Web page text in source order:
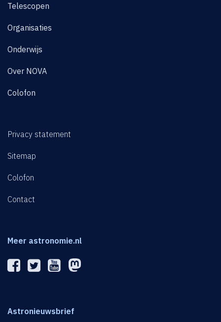
Telescopen
Organisaties
Onderwijs
Over NOVA
Colofon
Privacy statement
Sitemap
Colofon
Contact
Meer astronomie.nl
Astronieuwsbrief